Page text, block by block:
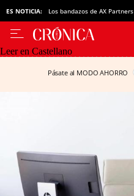
ES NOTICIA: Los bandazos de AX Partners
Leer en Castellano
Pásate al MODO AHORRO